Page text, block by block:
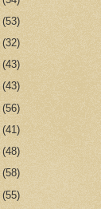
(53)
(32)
(43)
(43)
(56)
(41)
(48)
(58)
(55)